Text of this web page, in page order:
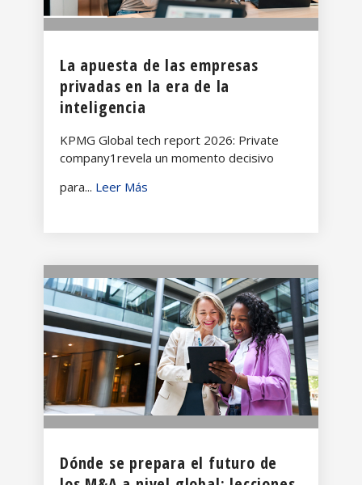
La apuesta de las empresas
privadas en la era de la
inteligencia
KPMG Global tech report 2026: Private
company1revela un momento decisivo
para... Leer Más
Dónde se prepara el futuro de